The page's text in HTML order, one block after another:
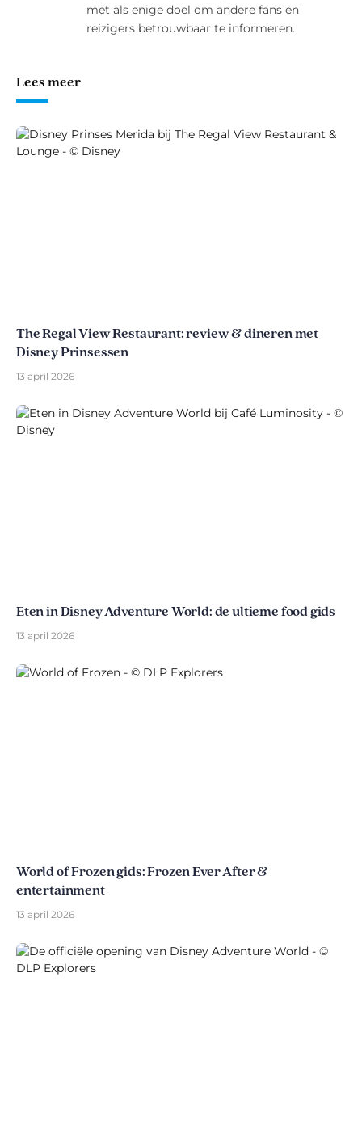
met als enige doel om andere fans en
reizigers betrouwbaar te informeren.
Lees meer
The Regal View Restaurant: review & dineren met
Disney Prinsessen
13 april 2026
Eten in Disney Adventure World: de ultieme food gids
13 april 2026
World of Frozen gids: Frozen Ever After &
entertainment
13 april 2026